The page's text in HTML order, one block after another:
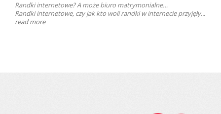
Randki internetowe? A może biuro matrymonialne…
Randki internetowe, czy jak kto woli randki w internecie przyjęły...
read more